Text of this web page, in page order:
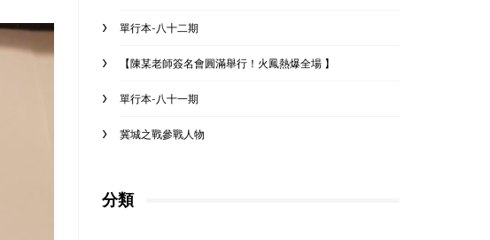
單行本-八十二期
【陳某老師簽名會圓滿舉行！火鳳熱爆全場 】
單行本-八十一期
冀城之戰參戰人物
分類